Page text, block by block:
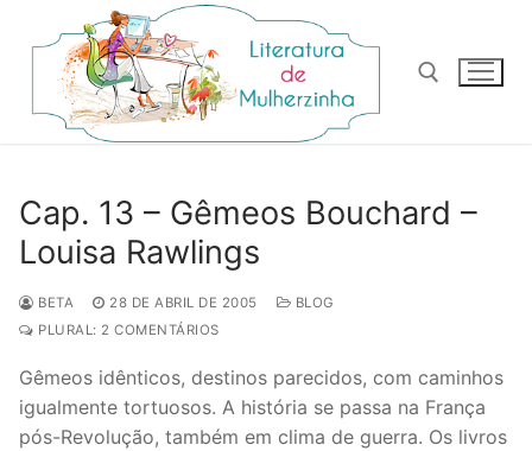
para
conteúdo
Cap. 13 – Gêmeos Bouchard –
Louisa Rawlings
BETA 28 DE ABRIL DE 2005
BLOG
PLURAL: 2 COMENTÁRIOS
Gêmeos idênticos, destinos parecidos, com caminhos
igualmente tortuosos. A história se passa na França
pós-Revolução, também em clima de guerra. Os livros